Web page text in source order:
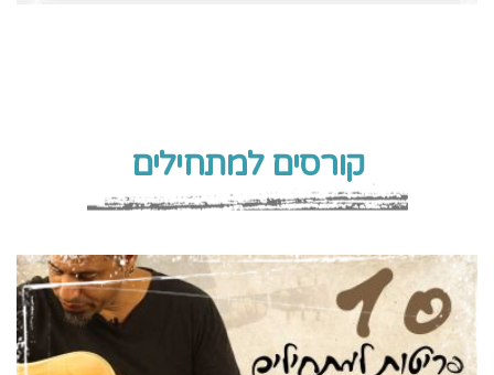
קורסים למתחילים